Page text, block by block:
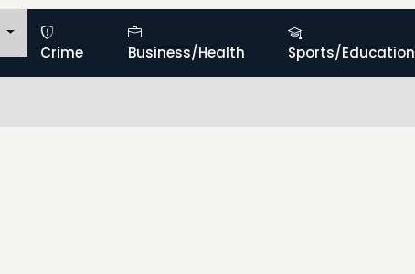
Crime
Business/Health Sports/Education